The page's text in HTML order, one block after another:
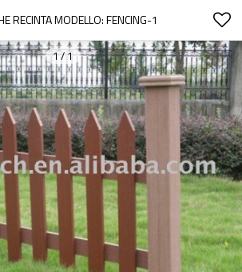
RECINTA MODELLO: FENCING-1
1/1